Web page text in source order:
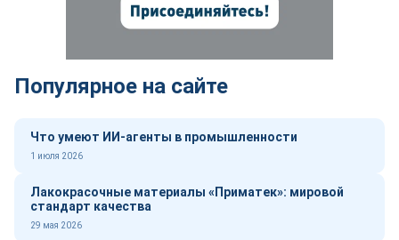
Популярное на сайте
Что умеют ИИ-агенты в промышленности
1 июля 2026
Лакокрасочные материалы «Приматек»: мировой
стандарт качества
29 мая 2026